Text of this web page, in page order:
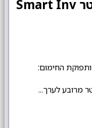
מזגן טורנדו עילי אינוורטר Smart Inv
תפוקת הקירור שלו היא: 18,084 BTU ותפוקת החימום: